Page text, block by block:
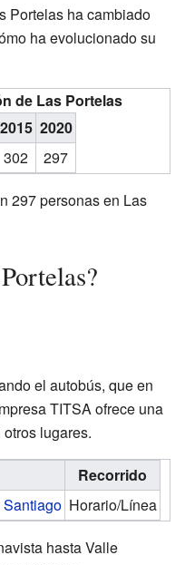
Portelas ha cambiado
ha evolucionado su
de Las Portelas
2015 2020
302 297
297 personas en Las
el autobús, que en
TITSA ofrece una
lugares.
Recorrido
Horario/Línea
hasta Valle